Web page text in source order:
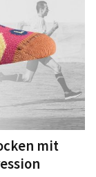
mit